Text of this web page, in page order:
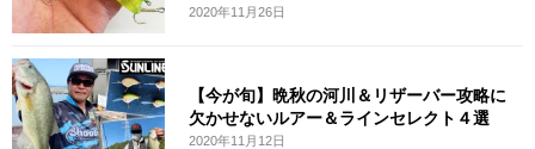
2020年11月26日
【今が旬】晩秋の河川＆リザーバー攻略に
欠かせないルアー＆ラインセレクト４選
2020年11月12日